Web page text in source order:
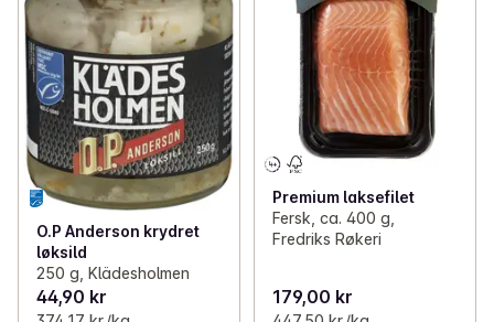
O.P Anderson krydret
løksild
250 g, Klädesholmen
44,90 kr
Premium laksefilet
Fersk, ca. 400 g,
Fredriks Røkeri
179,00 kr